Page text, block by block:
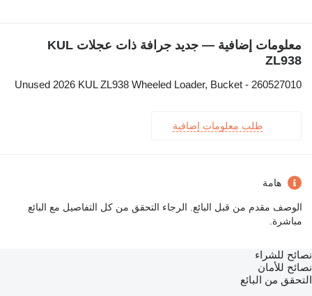
معلومات إضافية — جديد جرافة ذات عجلات KUL
ZL938
Unused 2026 KUL ZL938 Wheeled Loader, Bucket - 260527010
طلب معلومات إضافية
هامة
الوصف مقدم من قبل البائع. الرجاء التحقق من كل التفاصيل مع البائع
مباشرة.
نصائح للشراء
نصائح للأمان
التحقق من البائع